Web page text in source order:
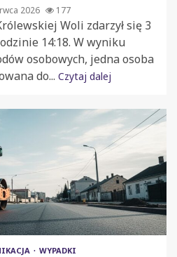
2026 177
Woli zdarzył się 3
14:18. W wyniku
osobowych, jedna osoba
do... Czytaj dalej
WYPADKI